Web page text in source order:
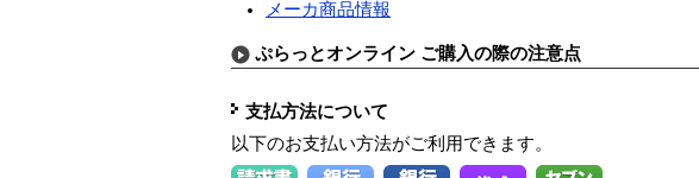
メーカ商品情報
ぷらっとオンライン ご購入の際の注意点
支払方法について
以下のお支払い方法がご利用できます。